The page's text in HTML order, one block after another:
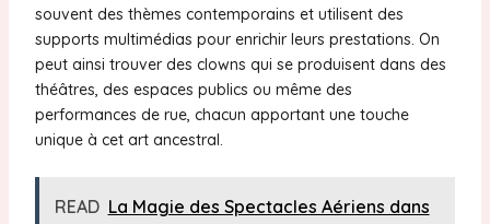
souvent des thèmes contemporains et utilisent des
supports multimédias pour enrichir leurs prestations. On
peut ainsi trouver des clowns qui se produisent dans des
théâtres, des espaces publics ou même des
performances de rue, chacun apportant une touche
unique à cet art ancestral.
READ La Magie des Spectacles Aériens dans